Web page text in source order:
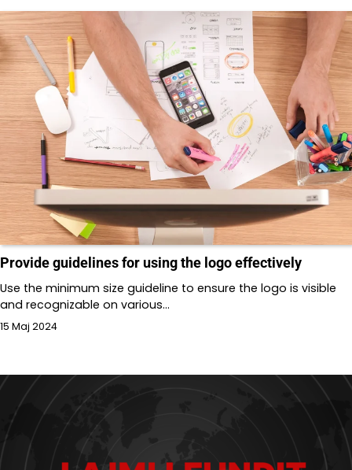
Provide guidelines for using the logo effectively
Use the minimum size guideline to ensure the logo is visible
and recognizable on various…
15 Maj 2024